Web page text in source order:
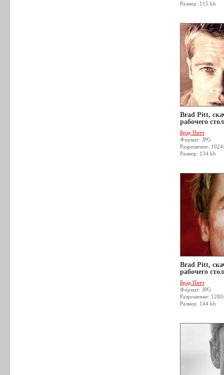
Размер: 115 kb
Brad Pitt,
рабочего
Брэд Питт
Формат: JPG
Разрешение:
Размер: 134 kb
Brad Pitt,
рабочего
Брэд Питт
Формат: JPG
Разрешение:
Размер: 144 kb